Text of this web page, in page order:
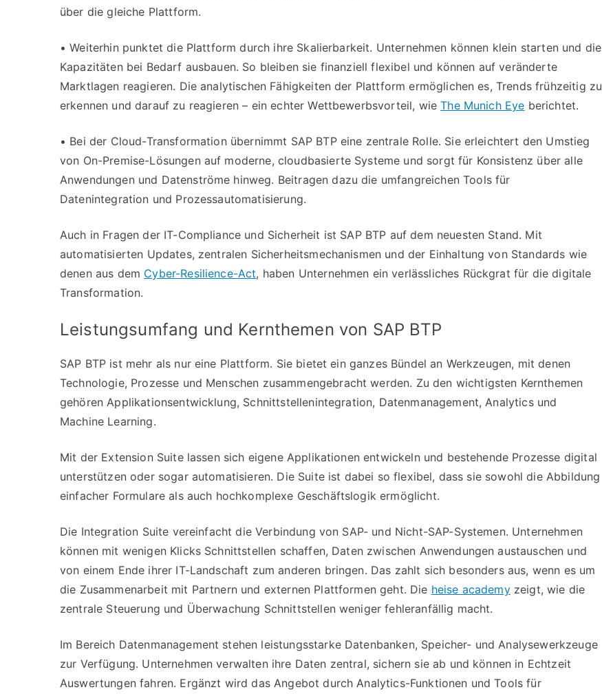
über die gleiche Plattform.
• Weiterhin punktet die Plattform durch ihre Skalierbarkeit. Unternehmen können klein starten und die
Kapazitäten bei Bedarf ausbauen. So bleiben sie finanziell flexibel und können auf veränderte
Marktlagen reagieren. Die analytischen Fähigkeiten der Plattform ermöglichen es, Trends frühzeitig zu
erkennen und darauf zu reagieren – ein echter Wettbewerbsvorteil, wieThe Munich Eye berichtet.
• Bei der Cloud-Transformation übernimmt SAP BTP eine zentrale Rolle. Sie erleichtert den Umstieg
von On-Premise-Lösungen auf moderne, cloudbasierte Systeme und sorgt für Konsistenz über alle
Anwendungen und Datenströme hinweg. Beitragen dazu die umfangreichen Tools für
Datenintegration und Prozessautomatisierung.
Auch in Fragen der IT-Compliance und Sicherheit ist SAP BTP auf dem neuesten Stand. Mit
automatisierten Updates, zentralen Sicherheitsmechanismen und der Einhaltung von Standards wie
denen aus dem Cyber-Resilience-Act, haben Unternehmen ein verlässliches Rückgrat für die digitale
Transformation.
Leistungsumfang und Kernthemen von SAP BTP
SAP BTP ist mehr als nur eine Plattform. Sie bietet ein ganzes Bündel an Werkzeugen, mit denen
Technologie, Prozesse und Menschen zusammengebracht werden. Zu den wichtigsten Kernthemen
gehören Applikationsentwicklung, Schnittstellenintegration, Datenmanagement, Analytics und
Machine Learning.
Mit der Extension Suite lassen sich eigene Applikationen entwickeln und bestehende Prozesse digital
unterstützen oder sogar automatisieren. Die Suite ist dabei so flexibel, dass sie sowohl die Abbildung
einfacher Formulare als auch hochkomplexe Geschäftslogik ermöglicht.
Die Integration Suite vereinfacht die Verbindung von SAP- und Nicht-SAP-Systemen. Unternehmen
können mit wenigen Klicks Schnittstellen schaffen, Daten zwischen Anwendungen austauschen und
von einem Ende ihrer IT-Landschaft zum anderen bringen. Das zahlt sich besonders aus, wenn es um
die Zusammenarbeit mit Partnern und externen Plattformen geht. Die heise academyzeigt, wie die
zentrale Steuerung und Überwachung Schnittstellen weniger fehleranfällig macht.
Im Bereich Datenmanagement stehen leistungsstarke Datenbanken, Speicher- und Analysewerkzeuge
zur Verfügung. Unternehmen verwalten ihre Daten zentral, sichern sie ab und können in Echtzeit
Auswertungen fahren. Ergänzt wird das Angebot durch Analytics-Funktionen und Tools für